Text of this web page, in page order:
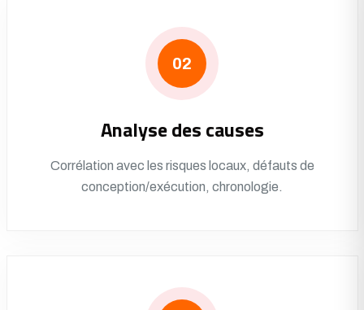
02
Analyse des causes
Corrélation avec les risques locaux, défauts de
conception/exécution, chronologie.